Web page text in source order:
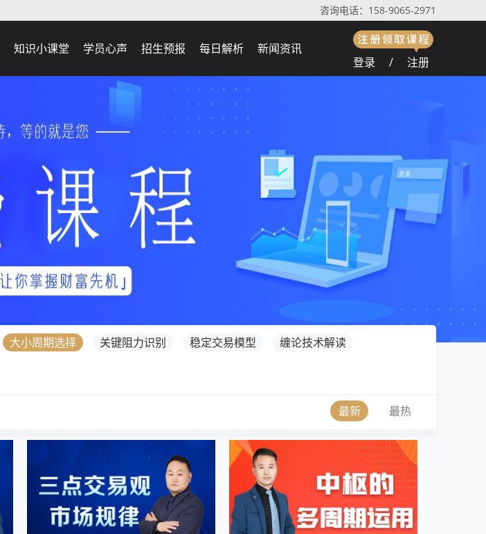
咨询电话：158-9065-2971
知识小课堂 学员心声 招生预报 每日解析
新闻资讯
登录
/ 注册
大小周期选择 关键阻力识别 稳定交易模型 缠论技术解读
最新 最热